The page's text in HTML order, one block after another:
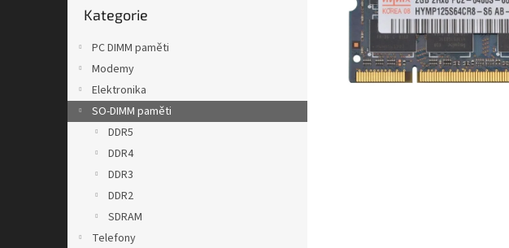
kategorie
Kategorie
PC DIMM paměti
Modemy
Elektronika
SO-DIMM paměti
DDR5
DDR4
DDR3
DDR2
SDRAM
Telefony